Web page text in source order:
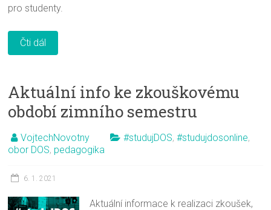
pro studenty.
Čti dál
Aktuální info ke zkouškovému
období zimního semestru
VojtechNovotny #studujDOS,#studujdosonline,
obor DOS, pedagogika
6. 1. 2021
Aktuální informace k realizaci zkoušek,